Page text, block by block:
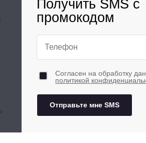
Получить SMS с
промокодом
Согласен на обработку
политикой
Отправьте мне SMS